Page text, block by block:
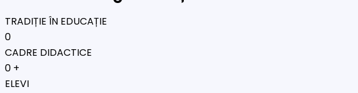
TRADIȚIE ÎN EDUCAȚIE
0
CADRE DIDACTICE
0 +
ELEVI